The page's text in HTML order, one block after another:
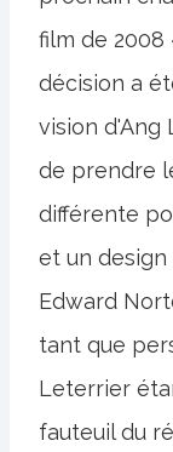
film de 2008
décision a
vision d'Ang
de prendre
différente
et un
Edward
tant que
Leterrier
fauteuil du